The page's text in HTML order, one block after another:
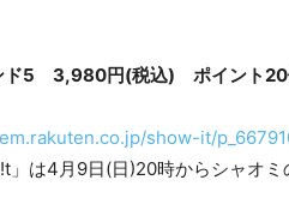
ド5 3,980円(税込) ポイント20
show-it/
」は4月9日(日)20時からシャオ